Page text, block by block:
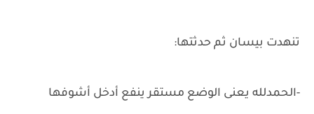
تنهدت بيسان ثم حدثتها:
-الحمدلله يعنى الوضع مستقر ينفع أدخل أشوفها